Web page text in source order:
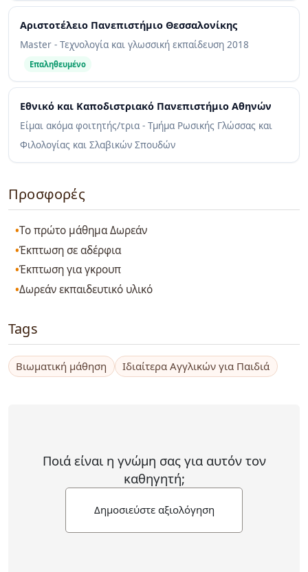
Αριστοτέλειο Πανεπιστήμιο Θεσσαλονίκης
Master - Τεχνολογία και γλωσσική εκπαίδευση 2018
Επαληθευμένο
Εθνικό και Καποδιστριακό Πανεπιστήμιο Αθηνών
Είμαι ακόμα φοιτητής/τρια - Τμήμα Ρωσικής Γλώσσας και
Φιλολογίας και Σλαβικών Σπουδών
Προσφορές
Το πρώτο μάθημα Δωρεάν
Έκπτωση σε αδέρφια
Έκπτωση για γκρουπ
Δωρεάν εκπαιδευτικό υλικό
Tags
Βιωματική μάθηση Ιδιαίτερα Αγγλικών για Παιδιά
Ποιά είναι η γνώμη σας για αυτόν τον
καθηγητή;
Δημοσιεύστε αξιολόγηση